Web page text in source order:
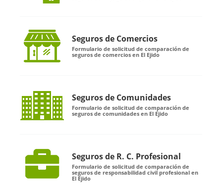
Seguros de Comercios
Formulario de solicitud de comparación de
seguros de comercios en El Ejido
Seguros de Comunidades
Formulario de solicitud de comparación de
seguros de comunidades en El Ejido
Seguros de R. C. Profesional
Formulario de solicitud de comparación de
seguros de responsabilidad civil profesional en
El Ejido